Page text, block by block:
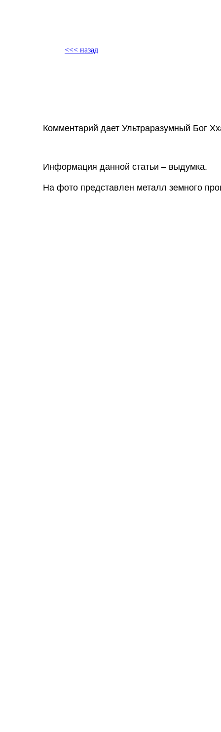
<<< назад
Комментарий дает Ультраразумный Бог
Информация данной статьи – выдумка.
На фото представлен металл земного